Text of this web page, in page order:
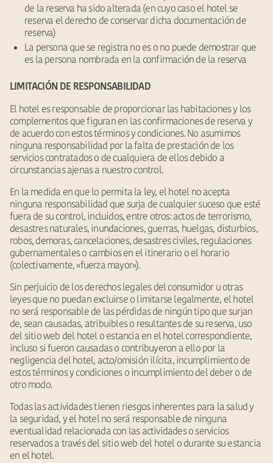
de la reserva ha sido alterada (en cuyo caso el hotel se
reserva el derecho de conservar dicha documentación de
reserva)
La persona que se registra no es o no puede demostrar que
es la persona nombrada en la confirmación de la reserva
LIMITACIÓN DE RESPONSABILIDAD
El hotel es responsable de proporcionar las habitaciones y los
complementos que figuran en las confirmaciones de reserva y
de acuerdo con estos términos y condiciones. No asumimos
ninguna responsabilidad por la falta de prestación de los
servicios contratados o de cualquiera de ellos debido a
circunstancias ajenas a nuestro control.
En la medida en que lo permita la ley, el hotel no acepta
ninguna responsabilidad que surja de cualquier suceso que esté
fuera de su control, incluidos, entre otros: actos de terrorismo,
desastres naturales, inundaciones, guerras, huelgas, disturbios,
robos, demoras, cancelaciones, desastres civiles, regulaciones
gubernamentales o cambios en el itinerario o el horario
(colectivamente, «fuerza mayor»).
Sin perjuicio de los derechos legales del consumidor u otras
leyes que no puedan excluirse o limitarse legalmente, el hotel
no será responsable de las pérdidas de ningún tipo que surjan
de, sean causadas, atribuibles o resultantes de su reserva, uso
del sitio web del hotel o estancia en el hotel correspondiente,
incluso si fueron causadas o contribuyeron a ello por la
negligencia del hotel, acto/omisión ilícita, incumplimiento de
estos términos y condiciones o incumplimiento del deber o de
otro modo.
Todas las actividades tienen riesgos inherentes para la salud y
la seguridad, y el hotel no será responsable de ninguna
eventualidad relacionada con las actividades o servicios
reservados a través del sitio web del hotel o durante su estancia
en el hotel.